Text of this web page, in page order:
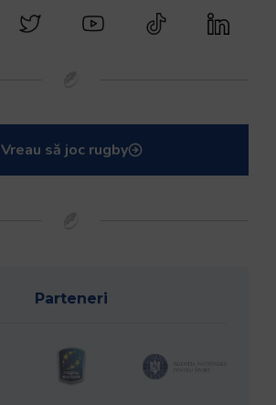
Vreau să joc rugby
Parteneri